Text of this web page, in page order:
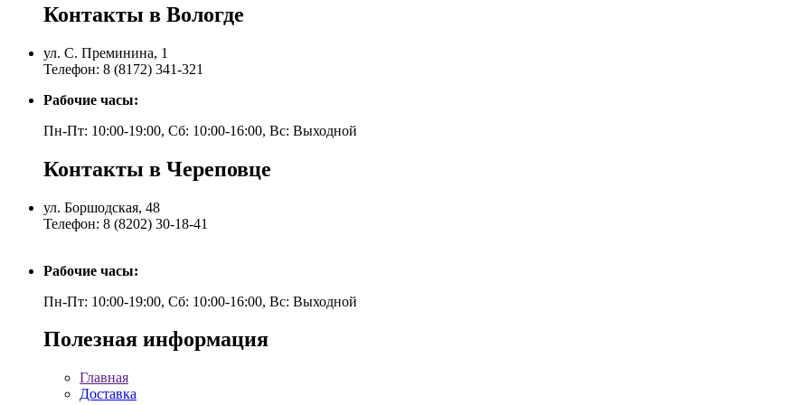
Контакты в Вологде
ул. С. Преминина, 1
Телефон: 8 (8172) 341-321
Рабочие часы:
Пн-Пт: 10:00-19:00, Сб: 10:00-16:00, Вс: Выходной
Контакты в Череповце
ул. Боршодская, 48
Телефон: 8 (8202) 30-18-41
Рабочие часы:
Пн-Пт: 10:00-19:00, Сб: 10:00-16:00, Вс: Выходной
Полезная информация
Главная
Доставка